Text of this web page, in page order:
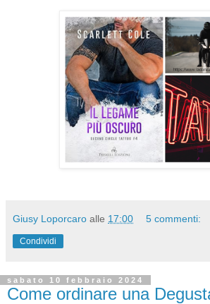
Giusy Loporcaro alle 17:00 5 commenti:
Condividi
sabato 10 febbraio 2024
Come ordinare una